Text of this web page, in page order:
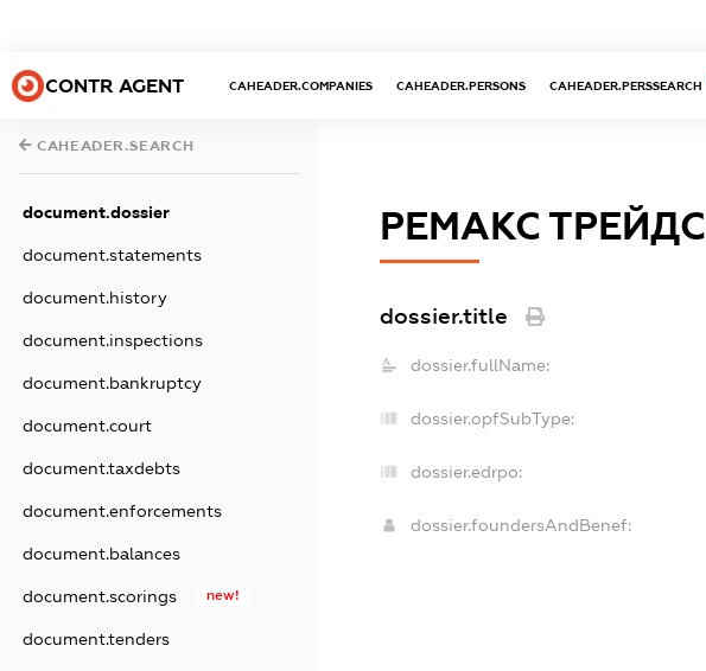
CONTR AGENT CAHEADER.COMPANIES CAHEADER.PERSONS CAHEADER.PERSSEARCH
CAHEADER.SEARCH
document.dossier
document.statements
document.history
document.inspections
document.bankruptcy
document.court
document.taxdebts
document.enforcements
document.balances
document.scorings new!
document.tenders
РЕМАКС ТРЕЙДС
dossier.title
dossier.fullName:
dossier.opfSubType:
dossier.edrpo:
dossier.foundersAndBenef: